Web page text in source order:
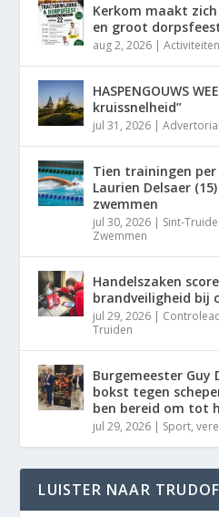
Kerkom maakt
en groot
aug 2, 2026 |Activiteiten
HASPENGOUWS
kruissnelheid”
jul 31, 2026 |Advertorial
Tien trainingen per
Laurien Delsaer
zwemmen
jul 30, 2026 | Sint-
Zwemmen
Handelszaken
brandveiligheid bij
jul 29, 2026 |
Truiden
Burgemeester Guy
bokst tegen
ben bereid om tot
jul 29, 2026 | Sport,
LUISTER NAAR